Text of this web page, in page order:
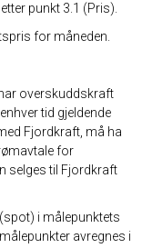
punkt 3.1 (Pris).
for måneden.
overskuddskraft
tid gjeldende
Fjordkraft, må ha
for
selges til Fjordkraft
i målepunktets
avregnes i